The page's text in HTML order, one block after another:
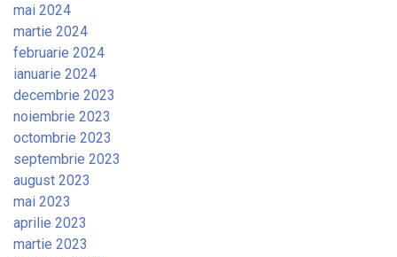
mai 2024
martie 2024
februarie 2024
ianuarie 2024
decembrie 2023
noiembrie 2023
octombrie 2023
septembrie 2023
august 2023
mai 2023
aprilie 2023
martie 2023